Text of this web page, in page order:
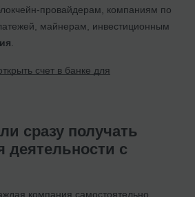
провайдерам, компаниям по
майнерам, инвестиционным
счет в банке для
сразу получать
с
компания самостоятельно